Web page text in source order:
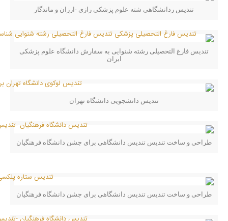
تندیس ردانشگاهی شته علوم پزشکی رازی -ارزان و ماندگار
تندیس فارغ التحصیلی رشته شنوایی به سفارش دانشگاه علوم پزشکی
ایران
تندیس دانشجویی دانشگاه تهران
طراحی و ساخت تندیس تندیس دانشگاهی برای جشن دانشگاه فرهنگیان
طراحی و ساخت تندیس تندیس دانشگاهی برای جشن دانشگاه فرهنگیان